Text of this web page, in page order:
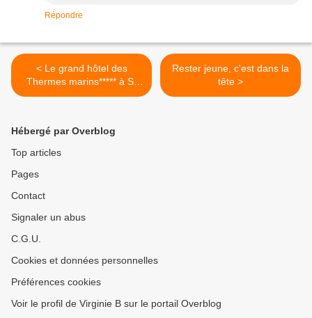
Répondre
< Le grand hôtel des
Thermes marins***** à St
Malo
Rester jeune, c'est dans la
tête >
Hébergé par Overblog
Top articles
Pages
Contact
Signaler un abus
C.G.U.
Cookies et données personnelles
Préférences cookies
Voir le profil de Virginie B sur le portail Overblog